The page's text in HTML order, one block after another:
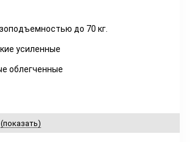
до 70 кг.
усиленные
облегченные
(показать)